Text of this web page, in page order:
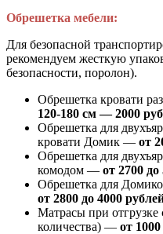
Обрешетка мебели:
Для безопасной
рекомендуем жесткую
безопасности, поролон).
Обрешетка кровати
120-180 см — 2000
Обрешетка для
кровати Домик — от
Обрешетка для
комодом — от 2700 до
Обрешетка для
от 2800 до 4000
Матрасы при отгрузке
количества) — от